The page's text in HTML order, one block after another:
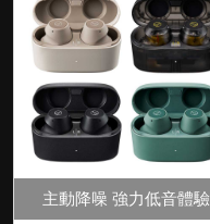
主動降噪 強力低音體驗